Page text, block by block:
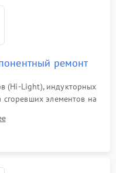
ремонт
(Hi-Light), индукторных
элементов на
поврежденной